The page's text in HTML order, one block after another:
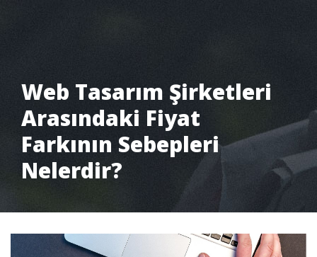
Web Tasarım Şirketleri
Arasındaki Fiyat
Farkının Sebepleri
Nelerdir?
Web Tasarım Şirketleri Arasınd...